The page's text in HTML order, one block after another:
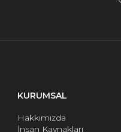
KURUMSAL
Hakkımızda
İnsan Kaynakları